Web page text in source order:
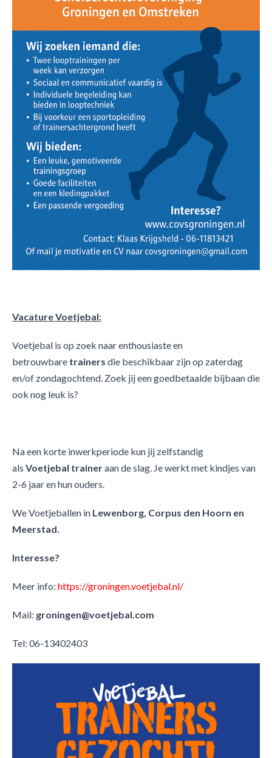
Vacature Voetjebal:
Voetjebal is op zoek naar enthousiaste en
betrouwbare trainers die beschikbaar zijn op zaterdag
en/of zondagochtend. Zoek jij een goedbetaalde bijbaan die
ook nog leuk is?
Na een korte inwerkperiode kun jij zelfstandig
als Voetjebal traineraan de slag. Je werkt met kindjes van
2-6 jaar en hun ouders.
We Voetjeballen in Lewenborg, Corpus den Hoorn en
Meerstad.
Interesse?
Meer info: https://groningen.voetjebal.nl/
Mail: groningen@voetjebal.com
Tel: 06-13402403